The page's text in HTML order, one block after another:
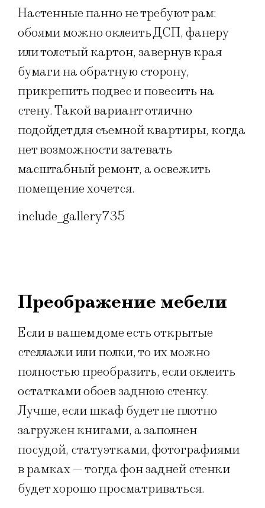
Настенные панно не требуют рам:
обоями можно оклеить ДСП, фанеру
или толстый картон, завернув края
бумаги на обратную сторону,
прикрепить подвес и повесить на
стену. Такой вариант отлично
подойдет для съемной квартиры, когда
нет возможности затевать
масштабный ремонт, а освежить
помещение хочется.
include_gallery735
Преображение мебели
Если в вашем доме есть открытые
стеллажи или полки, то их можно
полностью преобразить, если оклеить
остатками обоев заднюю стенку.
Лучше, если шкаф будет не плотно
загружен книгами, а заполнен
посудой, статуэтками, фотографиями
в рамках — тогда фон задней стенки
будет хорошо просматриваться.